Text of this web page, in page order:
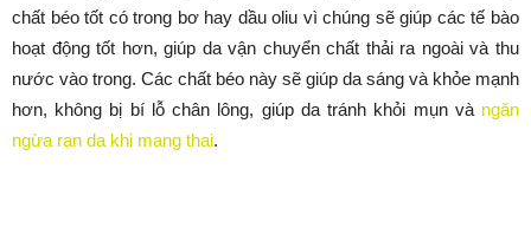
chất béo tốt có trong bơ hay dầu oliu vì chúng sẽ giúp các tế bào
hoạt động tốt hơn, giúp da vận chuyển chất thải ra ngoài và thu
nước vào trong. Các chất béo này sẽ giúp da sáng và khỏe mạnh
hơn, không bị bí lỗ chân lông, giúp da tránh khỏi mụn và ngăn
ngừa rạn da khi mang thai.